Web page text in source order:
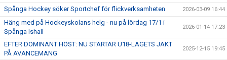
Spånga Hockey söker Sportchef för flickverksamheten 2026-03-09 16:44
Häng med på Hockeyskolans helg - nu på lördag 17/1 i
Spånga Ishall
2026-01-14 17:23
EFTER DOMINANT HÖST: NU STARTAR U18-LAGETS JAKT
PÅ AVANCEMANG
2025-12-15 19:45